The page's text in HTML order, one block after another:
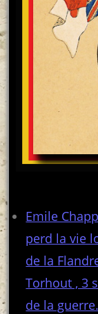
Emile
perd la vie
de la
Torhout , 3
de la guerre.